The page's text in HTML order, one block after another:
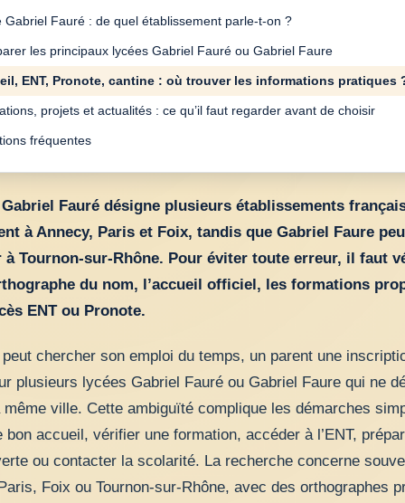
Gabriel Fauré : de quel établissement parle-t-on ?
les principaux lycées Gabriel Fauré ou Gabriel Faure
ENT, Pronote, cantine : où trouver les informations pratiques
projets et actualités : ce qu’il faut regarder avant de choisir
fréquentes
Fauré désigne plusieurs établissements
à Annecy, Paris et Foix, tandis que Gabriel Faure
à Tournon-sur-Rhône. Pour éviter toute erreur, il faut
du nom, l’accueil officiel, les formations
ENT ou Pronote.
chercher son emploi du temps, un parent une
plusieurs lycées Gabriel Fauré ou Gabriel Faure qui ne
même ville. Cette ambiguïté complique les démarches
bon accueil, vérifier une formation, accéder à l’ENT,
ou contacter la scolarité. La recherche concerne
Foix ou Tournon-sur-Rhône, avec des orthographes